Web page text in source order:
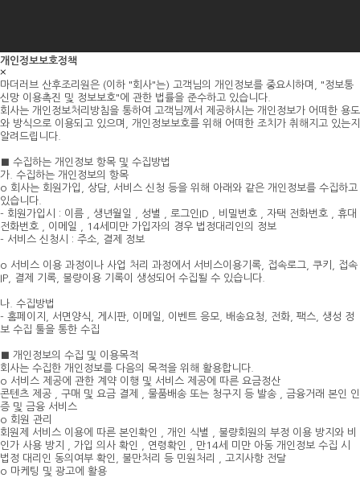
개인정보보호정책
×
마더러브 산후조리원은 (이하 "회사"는) 고객님의 개인정보를 중요시하며, "정보통
신망 이용촉진 및 정보보호"에 관한 법률을 준수하고 있습니다.
회사는 개인정보처리방침을 통하여 고객님께서 제공하시는 개인정보가 어떠한 용도
와 방식으로 이용되고 있으며, 개인정보보호를 위해 어떠한 조치가 취해지고 있는지
알려드립니다.
■ 수집하는 개인정보 항목 및 수집방법
가. 수집하는 개인정보의 항목
o 회사는 회원가입, 상담, 서비스 신청 등을 위해 아래와 같은 개인정보를 수집하고
있습니다.
- 회원가입시 : 이름 , 생년월일 , 성별 , 로그인ID , 비밀번호 , 자택 전화번호 , 휴대
전화번호 , 이메일 , 14세미만 가입자의 경우 법정대리인의 정보
- 서비스 신청시 : 주소, 결제 정보
o 서비스 이용 과정이나 사업 처리 과정에서 서비스이용기록, 접속로그, 쿠키, 접속
IP, 결제 기록, 불량이용 기록이 생성되어 수집될 수 있습니다.
나. 수집방법
- 홈페이지, 서면양식, 게시판, 이메일, 이벤트 응모, 배송요청, 전화, 팩스, 생성 정
보 수집 툴을 통한 수집
■ 개인정보의 수집 및 이용목적
회사는 수집한 개인정보를 다음의 목적을 위해 활용합니다.
o 서비스 제공에 관한 계약 이행 및 서비스 제공에 따른 요금정산
콘텐츠 제공 , 구매 및 요금 결제 , 물품배송 또는 청구지 등 발송 , 금융거래 본인 인
증 및 금융 서비스
o 회원 관리
회원제 서비스 이용에 따른 본인확인 , 개인 식별 , 불량회원의 부정 이용 방지와 비
인가 사용 방지 , 가입 의사 확인 , 연령확인 , 만14세 미만 아동 개인정보 수집 시
법정 대리인 동의여부 확인, 불만처리 등 민원처리 , 고지사항 전달
o 마케팅 및 광고에 활용